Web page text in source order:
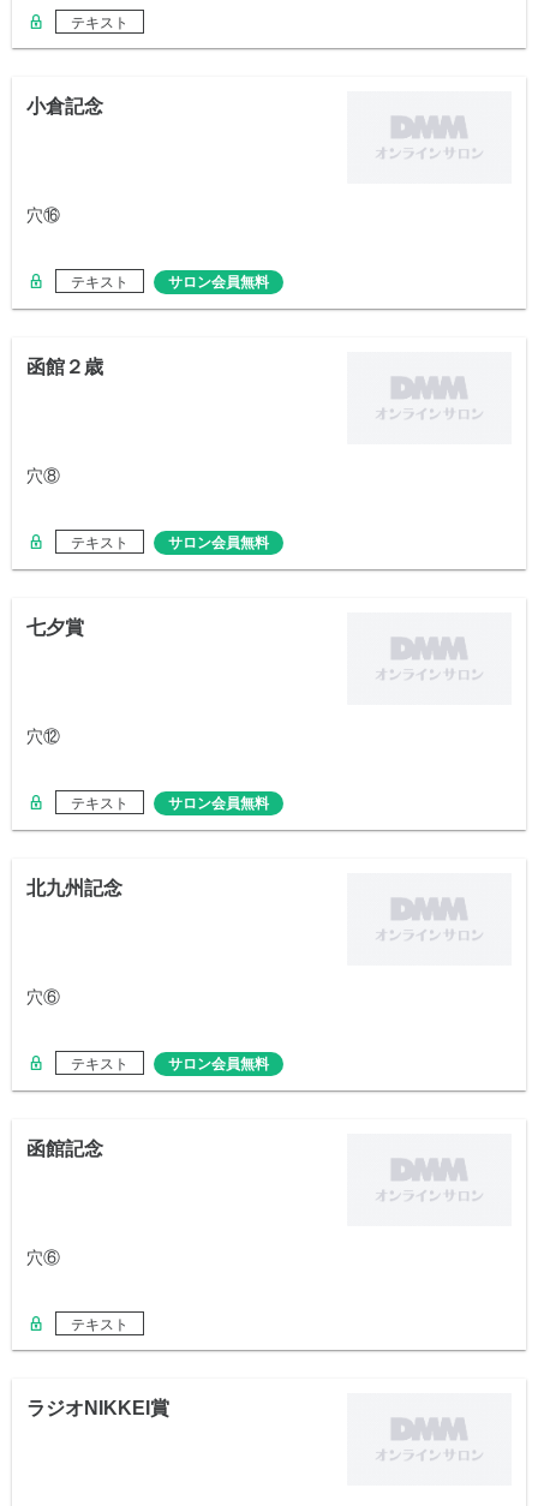
テキスト
小倉記念
穴⑯
テキスト サロン会員無料
函館２歳
穴⑧
テキスト サロン会員無料
七夕賞
穴⑫
テキスト サロン会員無料
北九州記念
穴⑥
テキスト サロン会員無料
函館記念
穴⑥
テキスト
ラジオNIKKEI賞